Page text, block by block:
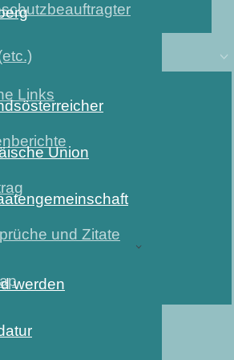
Links
und Zitate
Union
werden